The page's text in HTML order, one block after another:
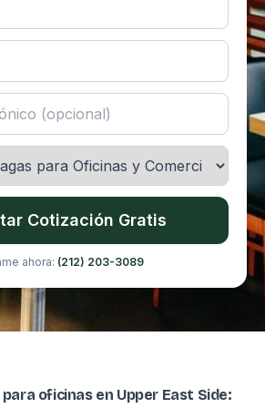
Cotización Gratis
ahora: (212) 203-3089
oficinas en Upper East Side: